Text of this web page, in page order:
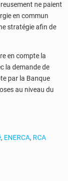
ne paient
en commun
stratégie afin de
en compte la
la demande de
par la Banque
au niveau du
, ENERCA, RCA